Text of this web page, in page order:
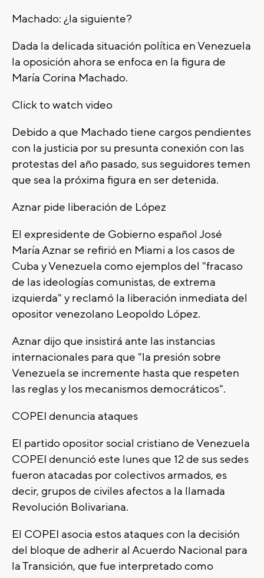
Machado: ¿la siguiente?
Dada la delicada situación política en Venezuela
la oposición ahora se enfoca en la figura de
María Corina Machado.
Click to watch video
Debido a que Machado tiene cargos pendientes
con la justicia por su presunta conexión con las
protestas del año pasado, sus seguidores temen
que sea la próxima figura en ser detenida.
Aznar pide liberación de López
El expresidente de Gobierno español José
María Aznar se refirió en Miami a los casos de
Cuba y Venezuela como ejemplos del "fracaso
de las ideologías comunistas, de extrema
izquierda" y reclamó la liberación inmediata del
opositor venezolano Leopoldo López.
Aznar dijo que insistirá ante las instancias
internacionales para que "la presión sobre
Venezuela se incremente hasta que respeten
las reglas y los mecanismos democráticos".
COPEI denuncia ataques
El partido opositor social cristiano de Venezuela
COPEI denunció este lunes que 12 de sus sedes
fueron atacadas por colectivos armados, es
decir, grupos de civiles afectos a la llamada
Revolución Bolivariana.
El COPEI asocia estos ataques con la decisión
del bloque de adherir al Acuerdo Nacional para
la Transición, que fue interpretado como